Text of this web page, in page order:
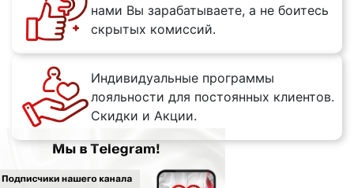
нами Вы зарабатываете, а не боитесь
скрытых комиссий.
Индивидуальные программы
лояльности для постоянных клиентов.
Скидки и Акции.